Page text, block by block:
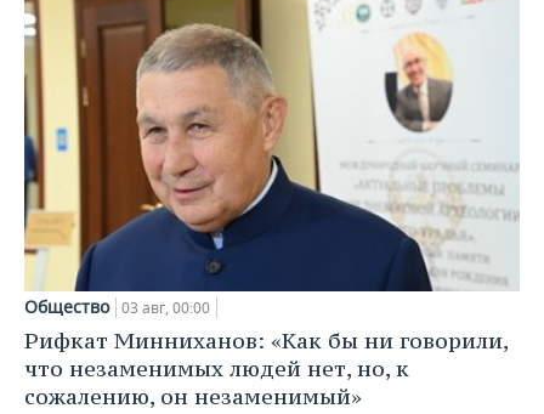
Общество 03 авг, 00:00
Рифкат Минниханов: «Как бы ни говорили,
что незаменимых людей нет, но, к
сожалению, он незаменимый»